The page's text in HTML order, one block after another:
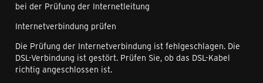
bei der Prüfung der Internetleitung
Internetverbindung prüfen
Die Prüfung der Internetverbindung ist fehlgeschlagen. Die
DSL-Verbindung ist gestört. Prüfen Sie, ob das DSL-Kabel
richtig angeschlossen ist.